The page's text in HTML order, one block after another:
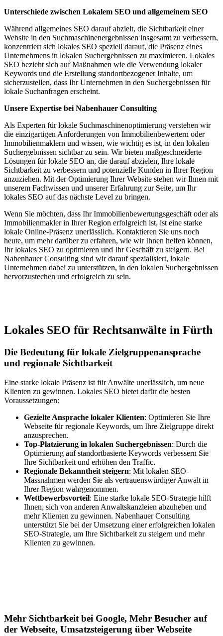
Unterschiede zwischen Lokalem SEO und allgemeinem SEO
Während allgemeines SEO darauf abzielt, die Sichtbarkeit einer
Website in den Suchmaschinenergebnissen insgesamt zu verbessern,
konzentriert sich lokales SEO speziell darauf, die Präsenz eines
Unternehmens in lokalen Suchergebnissen zu maximieren. Lokales
SEO bezieht sich auf Maßnahmen wie die Verwendung lokaler
Keywords und die Erstellung standortbezogener Inhalte, um
sicherzustellen, dass Ihr Unternehmen in den Suchergebnissen für
lokale Suchanfragen erscheint.
Unsere Expertise bei Nabenhauer Consulting
Als Experten für lokale Suchmaschinenoptimierung verstehen wir
die einzigartigen Anforderungen von Immobilienbewertern oder
Immobilienmaklern und wissen, wie wichtig es ist, in den lokalen
Suchergebnissen sichtbar zu sein. Wir bieten maßgeschneiderte
Lösungen für lokale SEO an, die darauf abzielen, Ihre lokale
Sichtbarkeit zu verbessern und potenzielle Kunden in Ihrer Region
anzuziehen. Mit der Optimierung Ihrer Website stehen wir Ihnen mit
unserem Fachwissen und unserer Erfahrung zur Seite, um Ihr
lokales SEO auf das nächste Level zu bringen.
Wenn Sie möchten, dass Ihr Immobilienbewertungsgeschäft oder als
Immobilienmakler in Ihrer Region erfolgreich ist, ist eine starke
lokale Online-Präsenz unerlässlich. Kontaktieren Sie uns noch
heute, um mehr darüber zu erfahren, wie wir Ihnen helfen können,
Ihr lokales SEO zu optimieren und Ihr Geschäft zu steigern. Bei
Nabenhauer Consulting sind wir darauf spezialisiert, lokale
Unternehmen dabei zu unterstützen, in den lokalen Suchergebnissen
hervorzustechen und erfolgreich zu sein.
Lokales SEO für Rechtsanwälte in Fürth
Die Bedeutung für lokale Zielgruppenansprache
und regionale Sichtbarkeit
Eine starke lokale Präsenz ist für Anwälte unerlässlich, um neue
Klienten zu gewinnen. Lokales SEO bietet dafür die besten
Voraussetzungen:
Gezielte Ansprache lokaler Klienten: Optimieren Sie Ihre
Webseite für regionale Keywords, um Ihre Zielgruppe direkt
anzusprechen.
Top-Platzierung in lokalen Suchergebnissen: Durch die
Optimierung auf standortbasierte Keywords verbessern Sie
Ihre Sichtbarkeit und erhöhen den Traffic.
Regionale Bekanntheit steigern: Mit lokalen SEO-
Massnahmen werden Sie als vertrauenswürdiger Anwalt in
Ihrer Region wahrgenommen.
Wettbewerbsvorteil: Eine starke lokale SEO-Strategie hilft
Ihnen, sich von anderen Anwaltskanzleien abzuheben und
mehr Klienten zu gewinnen. Nabenhauer Consulting
unterstützt Sie bei der Umsetzung einer erfolgreichen lokalen
SEO-Strategie, um Ihre Sichtbarkeit zu steigern und mehr
Klienten zu gewinnen.
Mehr Sichtbarkeit bei Google, Mehr Besucher auf
der Webseite, Umsatzsteigerung über Webseite